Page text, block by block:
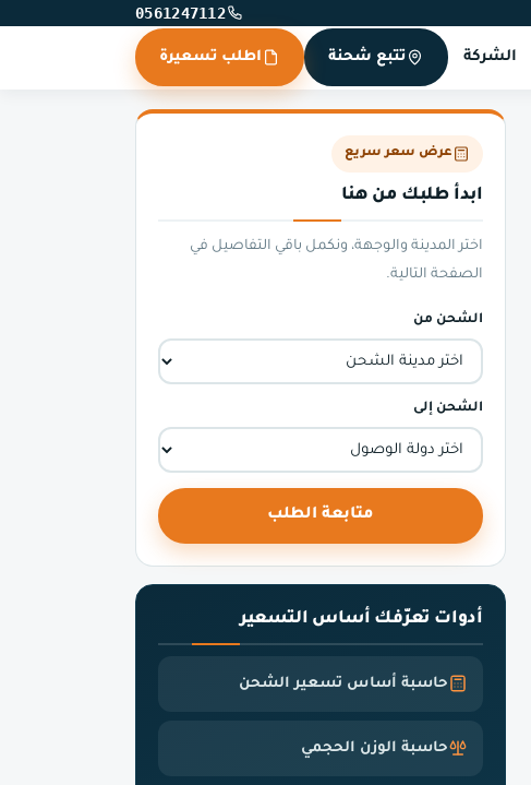
0561247112
الشركة تتبع شحنة اطلب تسعيرة
عرض سعر سريع
ابدأ طلبك من هنا
اختر المدينة والوجهة، ونكمل باقي التفاصيل في
الصفحة التالية.
الشحن من
الشحن إلى
متابعة الطلب
أدوات تعرّفك أساس التسعير
حاسبة أساس تسعير الشحن
حاسبة الوزن الحجمي